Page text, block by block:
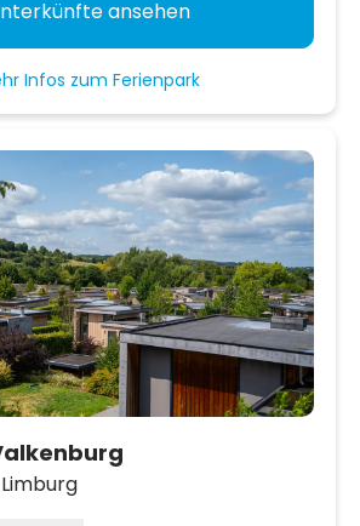
ansehen
Infos zum Ferienpark
Limburg